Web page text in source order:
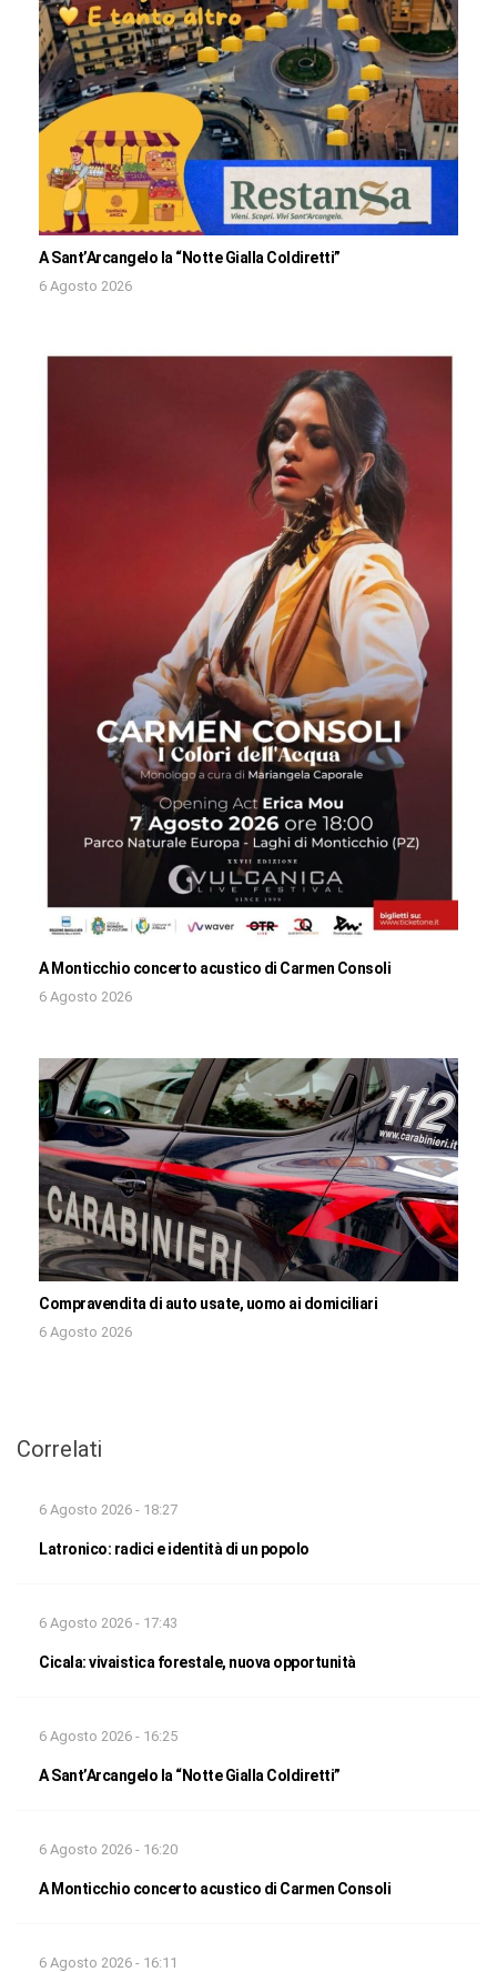
A Sant’Arcangelo la “Notte Gialla Coldiretti”
6 Agosto 2026
A Monticchio concerto acustico di Carmen Consoli
6 Agosto 2026
Compravendita di auto usate, uomo ai domiciliari
6 Agosto 2026
Correlati
6 Agosto 2026 - 18:27
Latronico: radici e identità di un popolo
6 Agosto 2026 - 17:43
Cicala: vivaistica forestale, nuova opportunità
6 Agosto 2026 - 16:25
A Sant’Arcangelo la “Notte Gialla Coldiretti”
6 Agosto 2026 - 16:20
A Monticchio concerto acustico di Carmen Consoli
6 Agosto 2026 - 16:11